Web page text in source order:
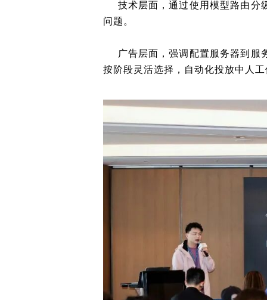
技术层面，通过使用模型路由分
问题。
广告层面，强调配置服务器到服
按阶段灵活选择，自动化投放中人